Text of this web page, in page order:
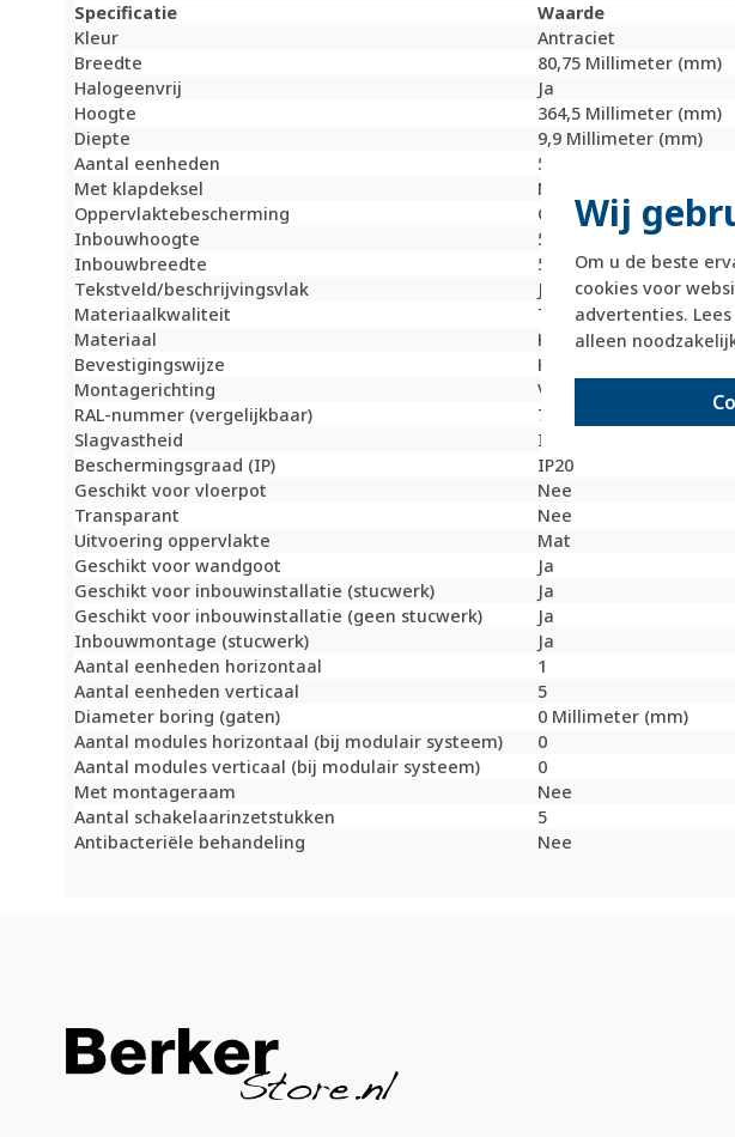
Wij
Om u de beste
cookies voor
advertenties.
alleen
Specificatie
Waarde
Kleur
Antraciet
Breedte
80,75 Millimeter (mm)
Halogeenvrij
Ja
Hoogte
364,5 Millimeter (mm)
Diepte
9,9 Millimeter (mm)
Aantal eenheden
5
Met klapdeksel
Nee
Oppervlaktebescherming
Onbehandeld
Inbouwhoogte
59,3 Millimeter (mm)
Inbouwbreedte
59,3 Millimeter (mm)
Tekstveld/beschrijvingsvlak
Ja
Materiaalkwaliteit
Thermoplast
Materiaal
Kunststof
Bevestigingswijze
Klembevestiging
Montagerichting
Verticaal
RAL-nummer (vergelijkbaar)
7021
Slagvastheid
IK02
Beschermingsgraad (IP)
IP20
Geschikt voor vloerpot
Nee
Transparant
Nee
Uitvoering oppervlakte
Mat
Geschikt voor wandgoot
Ja
Geschikt voor inbouwinstallatie (stucwerk)
Ja
Geschikt voor inbouwinstallatie (geen stucwerk)
Ja
Inbouwmontage (stucwerk)
Ja
Aantal eenheden horizontaal
1
Aantal eenheden verticaal
5
Diameter boring (gaten)
0 Millimeter (mm)
Aantal modules horizontaal (bij modulair systeem)
0
Aantal modules verticaal (bij modulair systeem)
0
Met montageraam
Nee
Aantal schakelaarinzetstukken
5
Antibacteriële behandeling
Nee